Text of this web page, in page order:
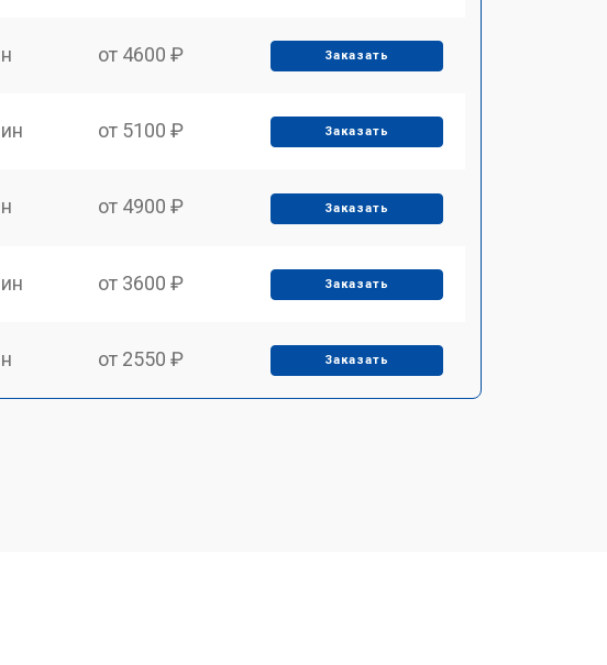
от 4600 ₽ Заказать
от 5100 ₽ Заказать
от 4900 ₽ Заказать
от 3600 ₽ Заказать
от 2550 ₽ Заказать